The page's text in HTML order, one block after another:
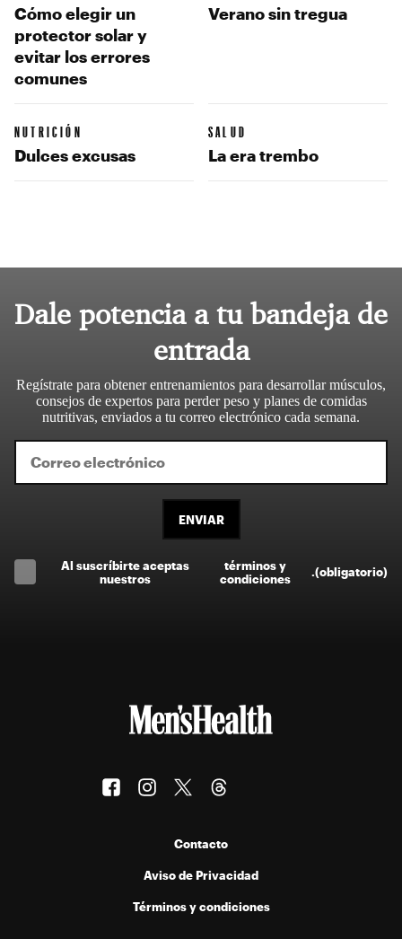
Cómo elegir un
protector solar y
evitar los errores
comunes
Verano sin tregua
NUTRICIÓN
Dulces excusas
SALUD
La era trembo
Dale potencia a tu bandeja de
entrada
Regístrate para obtener entrenamientos para desarrollar músculos,
consejos de expertos para perder peso y planes de comidas
nutritivas, enviados a tu correo electrónico cada semana.
ENVIAR
Al suscríbirte aceptas
nuestros
términos y
condiciones
.(obligatorio)
Contacto
Aviso de Privacidad
Términos y condiciones